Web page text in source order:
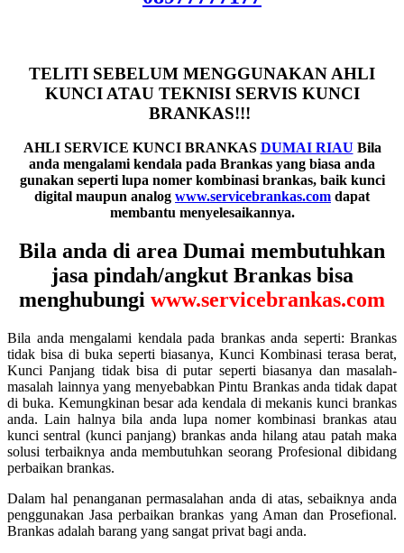
TELITI SEBELUM MENGGUNAKAN AHLI
KUNCI ATAU TEKNISI SERVIS KUNCI
BRANKAS!!!
AHLI SERVICE KUNCI BRANKAS DUMAI RIAU Bila
anda mengalami kendala pada Brankas yang biasa anda
gunakan seperti lupa nomer kombinasi brankas, baik kunci
digital maupun analog www.servicebrankas.com dapat
membantu menyelesaikannya.
Bila anda di area Dumai membutuhkan
jasa pindah/angkut Brankas bisa
menghubungi www.servicebrankas.com
Bila anda mengalami kendala pada brankas anda seperti: Brankas
tidak bisa di buka seperti biasanya, Kunci Kombinasi terasa berat,
Kunci Panjang tidak bisa di putar seperti biasanya dan masalah-
masalah lainnya yang menyebabkan Pintu Brankas anda tidak dapat
di buka. Kemungkinan besar ada kendala di mekanis kunci brankas
anda. Lain halnya bila anda lupa nomer kombinasi brankas atau
kunci sentral (kunci panjang) brankas anda hilang atau patah maka
solusi terbaiknya anda membutuhkan seorang Profesional dibidang
perbaikan brankas.
Dalam hal penanganan permasalahan anda di atas, sebaiknya anda
penggunakan Jasa perbaikan brankas yang Aman dan Prosefional.
Brankas adalah barang yang sangat privat bagi anda.